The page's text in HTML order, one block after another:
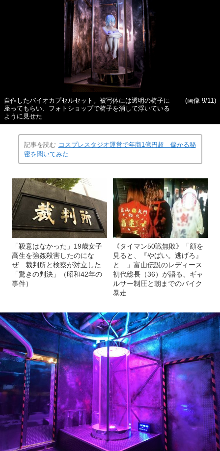
自作したバイオカプセルセット。被写体には透明の椅子に
座ってもらい、フォトショップで椅子を消して浮いている
ように見せた
(画像 9/11)
記事を読む コスプレスタジオ運営で年商1億円超 儲かる秘
密を聞いてみた
「殺意はなかった」19歳女子
高生を強姦殺害したのにな
ぜ…裁判所と検察が対立した
「驚きの判決」（昭和42年の
事件）
《タイマン50戦無敗》「顔を
見ると、『やばい。逃げろ』
と…」富山伝説のレディース
初代総長（36）が語る、ギャ
ルサー制圧と朝までのバイク
暴走